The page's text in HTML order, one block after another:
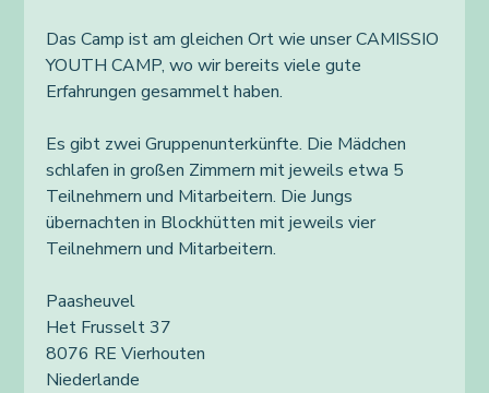
Das Camp ist am gleichen Ort wie unser CAMISSIO
YOUTH CAMP, wo wir bereits viele gute
Erfahrungen gesammelt haben.
Es gibt zwei Gruppenunterkünfte. Die Mädchen
schlafen in großen Zimmern mit jeweils etwa 5
Teilnehmern und Mitarbeitern. Die Jungs
übernachten in Blockhütten mit jeweils vier
Teilnehmern und Mitarbeitern.
Paasheuvel
Het Frusselt 37
8076 RE Vierhouten
Niederlande